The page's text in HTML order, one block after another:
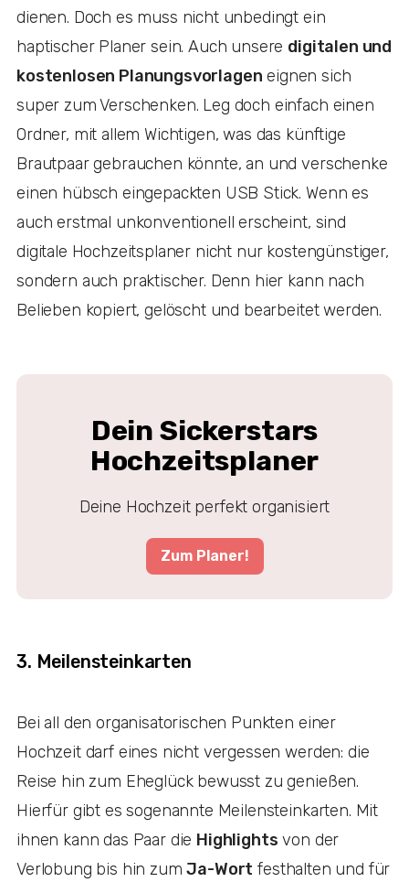
dienen. Doch es muss nicht unbedingt ein
haptischer Planer sein. Auch unsere digitalen und
kostenlosen Planungsvorlagen eignen sich
super zum Verschenken. Leg doch einfach einen
Ordner, mit allem Wichtigen, was das künftige
Brautpaar gebrauchen könnte, an und verschenke
einen hübsch eingepackten USB Stick. Wenn es
auch erstmal unkonventionell erscheint, sind
digitale Hochzeitsplaner nicht nur kostengünstiger,
sondern auch praktischer. Denn hier kann nach
Belieben kopiert, gelöscht und bearbeitet werden.
Dein Sickerstars
Hochzeitsplaner
Deine Hochzeit perfekt organisiert
Zum Planer!
3. Meilensteinkarten
Bei all den organisatorischen Punkten einer
Hochzeit darf eines nicht vergessen werden: die
Reise hin zum Eheglück bewusst zu genießen.
Hierfür gibt es sogenannte Meilensteinkarten. Mit
ihnen kann das Paar die Highlights von der
Verlobung bis hin zumJa-Wort festhalten und für